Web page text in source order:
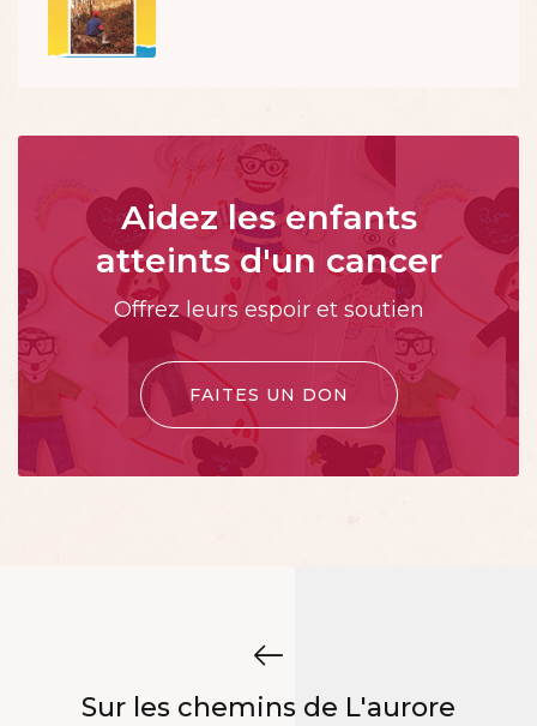
Aidez les enfants
atteints d'un cancer
Offrez leurs espoir et soutien
FAITES UN DON
Sur les chemins de L'aurore